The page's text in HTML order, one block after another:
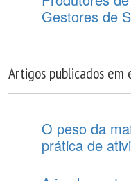
Gestores de
Artigos publicados em
O peso da
prática de